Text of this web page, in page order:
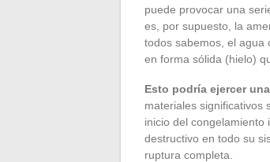
puede provocar una
es, por supuesto, la
todos sabemos, el agua
en forma sólida (hielo)
Esto podría ejercer
materiales significativos
inicio del
destructivo en todo su
ruptura completa.